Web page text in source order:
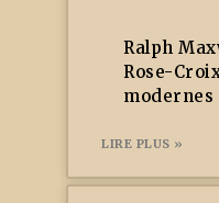
Ralph
Rose-
modernes
LIRE PLUS »